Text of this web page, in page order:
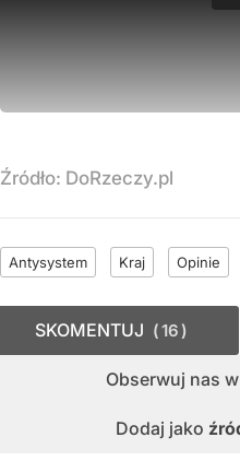
Źródło: DoRzeczy.pl
Antysystem Kraj Opinie
Obserwuj nas w
Dodaj jako
SKOMENTUJ 16